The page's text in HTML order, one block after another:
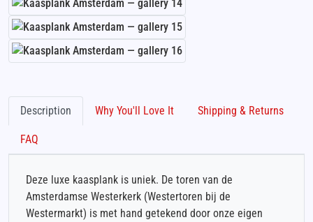
Description Why You'll Love It Shipping & Returns
FAQ
Deze luxe kaasplank is uniek. De toren van de
Amsterdamse Westerkerk (Westertoren bij de
Westermarkt) is met hand getekend door onze eigen